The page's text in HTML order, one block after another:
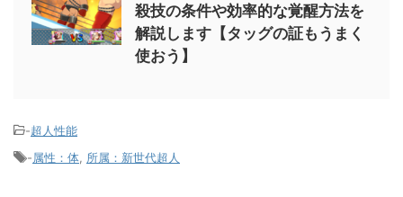
殺技の条件や効率的な覚醒方法を
解説します【タッグの証もうまく
使おう】
-超人性能
-属性：体 所属：新世代超人